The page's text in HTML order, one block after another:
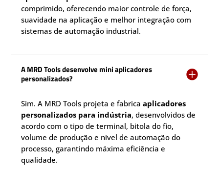
comprimido, oferecendo maior controle de força,
suavidade na aplicação e melhor integração com
sistemas de automação industrial.
A MRD Tools desenvolve mini aplicadores
personalizados?

Sim. A MRD Tools projeta e fabricaaplicadores
personalizados para indústria, desenvolvidos de
acordo com o tipo de terminal, bitola do fio,
volume de produção e nível de automação do
processo, garantindo máxima eficiência e
qualidade.